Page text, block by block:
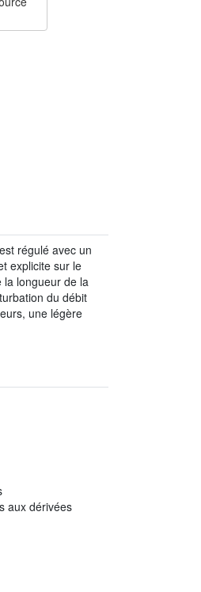
régulé avec un
explicite sur le
longueur de la
du débit
une légère
aux dérivées